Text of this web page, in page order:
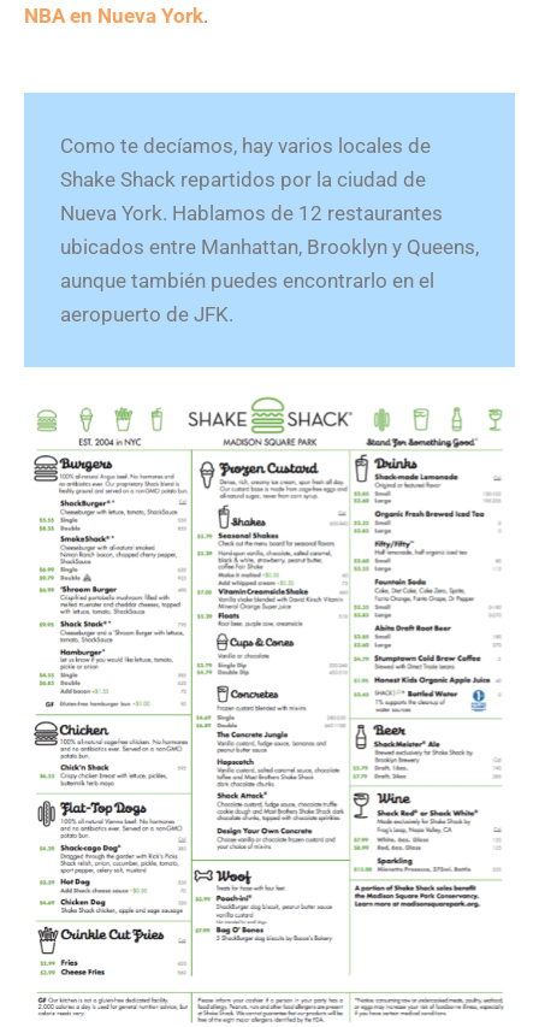
NBA en Nueva York.
Como te decíamos, hay varios locales de
Shake Shack repartidos por la ciudad de
Nueva York. Hablamos de 12 restaurantes
ubicados entre Manhattan, Brooklyn y Queens,
aunque también puedes encontrarlo en el
aeropuerto de JFK.